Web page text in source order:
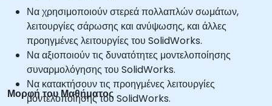
Να χρησιμοποιούν στερεά πολλαπλών σωμάτων,
λειτουργίες σάρωσης και ανύψωσης, και άλλες
προηγμένες λειτουργίες του SolidWorks.
Να αξιοποιούν τις δυνατότητες μοντελοποίησης
συναρμολόγησης του SolidWorks.
Να κατακτήσουν τις προηγμένες λειτουργίες
μοντελοποίησης του SolidWorks.
Μορφή του Μαθήματος